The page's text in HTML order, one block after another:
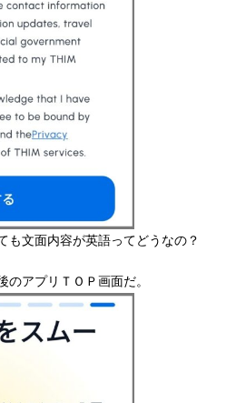
も文面内容が英語ってどうなの？
アプリＴＯＰ画面だ。